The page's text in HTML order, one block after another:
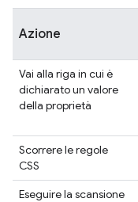
Azione
Vai alla riga in cui è
dichiarato un valore
della proprietà
Scorrere le regole
CSS
Eseguire la scansione